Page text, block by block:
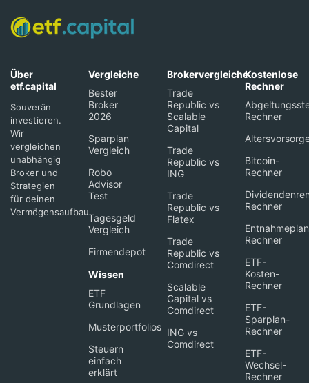
Über
etf.capital
Souverän
investieren.
Wir
vergleichen
unabhängig
Broker und
Strategien
für deinen
Vermögensaufbau.
Vergleiche
Bester
Broker
2026
Sparplan
Vergleich
Robo
Advisor
Test
Tagesgeld
Vergleich
Firmendepot
Wissen
ETF
Grundlagen
Musterportfolios
Steuern
einfach
erklärt
Brokervergleiche
Trade
Republic vs
Scalable
Capital
Trade
Republic vs
ING
Trade
Republic vs
Flatex
Trade
Republic vs
Comdirect
Scalable
Capital vs
Comdirect
ING vs
Comdirect
Kostenlose
Rechner
Rechner
Bitcoin-
Rechner
Rechner
Rechner
ETF-
Kosten-
Rechner
ETF-
Sparplan-
Rechner
ETF-
Wechsel-
Rechner